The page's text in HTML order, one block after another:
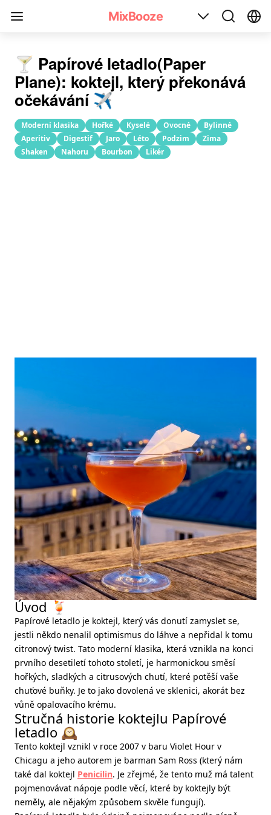
MixBooze
🍸 Papírové letadlo(Paper
Plane): koktejl, který překonává
očekávání ✈️
Moderní klasika Hořké Kyselé Ovocné
Bylinné
Aperitiv
Digestif Jaro Léto Podzim
Zima
Shaken
Nahoru Bourbon Likér
Úvod 🍹
Papírové letadlo je koktejl, který vás donutí zamyslet se,
jestli někdo nenalil optimismus do láhve a nepřidal k tomu
citronový twist. Tato moderní klasika, která vznikla na konci
prvního desetiletí tohoto století, je harmonickou směsí
hořkých, sladkých a citrusových chutí, které potěší vaše
chuťové buňky. Je to jako dovolená ve sklenici, akorát bez
vůně opalovacího krému.
Stručná historie koktejlu Papírové
letadlo 🕰️
Tento koktejl vznikl v roce 2007 v baru Violet Hour v
Chicagu a jeho autorem je barman Sam Ross (který nám
také dal koktejl Penicilin. Je zřejmé, že tento muž má talent
pojmenovávat nápoje podle věcí, které by koktejly být
neměly, ale nějakým způsobem skvěle fungují).